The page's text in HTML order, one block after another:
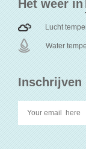
Inschrijven
Het weer in
Lucht
Water